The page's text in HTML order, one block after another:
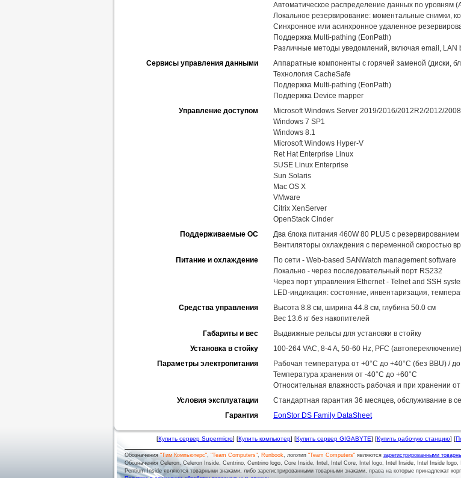
Автоматическое распределение данных по уровням
Локальное резервирование: моментальные снимки,
Синхронное или асинхронное удаленное
Поддержка Multi-pathing (EonPath)
Различные методы уведомлений, включая email, LAN
Сервисы управления данными
Аппаратные компоненты с горячей заменой (диски,
Технология CacheSafe
Поддержка Multi-pathing (EonPath)
Поддержка Device mapper
Управление доступом
Microsoft Windows Server 2019/2016/2012R2/2012/
Windows 7 SP1
Windows 8.1
Microsoft Windows Hyper-V
Ret Hat Enterprise Linux
SUSE Linux Enterprise
Sun Solaris
Mac OS X
VMware
Citrix XenServer
OpenStack Cinder
Поддерживаемые ОС
Два блока питания 460W 80 PLUS с
Вентиляторы охлаждения с переменной скоростью
Питание и охлаждение
По сети - Web-based SANWatch management software
Локально - через последовательный порт RS232
Через порт управления Ethernet - Telnet and SSH
LED-индикация: состояние, инвентаризация,
Средства управления
Высота 8.8 см, ширина 44.8 см, глубина 50.0 см
Вес 13.6 кг без накопителей
Габариты и вес
Выдвижные рельсы для установки в стойку
Установка в стойку
100-264 VAC, 8-4 A, 50-60 Hz, PFC (автопереключение)
Параметры электропитания
Рабочая температура от +0°C до +40°C (без BBU) /
Температура хранения от -40°C до +60°C
Относительная влажность рабочая и при хранении
Условия эксплуатации
Стандартная гарантия 36 месяцев, обслуживание в
Гарантия
EonStor DS Family DataSheet
[Купить сервер Supermicro] [Купить компьютер] [Купить сервер GIGABYTE] [Купить рабочую станцию] [
Обозначения"Тим Компьютерс", "Team Computers", Runbook, логотип "Team Computers"являются зарегистрированными
Обозначения Celeron, Celeron Inside, Centrino, Centrino logo, Core Inside, Intel, Intel Core, Intel logo, Intel Inside, Intel Inside
Pentium Inside являются товарными знаками, либо зарегистрированными товарными знаками, права на которые принадлежат